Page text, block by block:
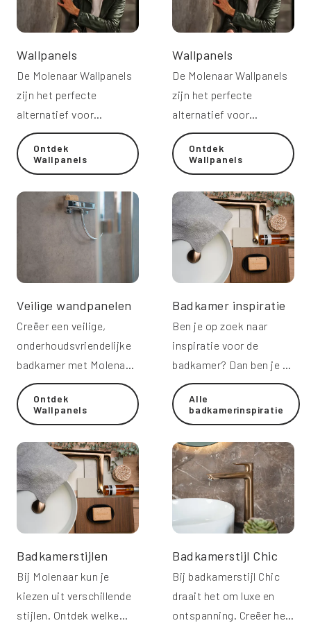
Wallpanels
De Molenaar Wallpanels
zijn het perfecte
alternatief voor
wandtegels in de
badkamer.
Ontdek
Wallpanels
Wallpanels
De Molenaar Wallpanels
zijn het perfecte
alternatief voor
wandtegels in de
badkamer.
Ontdek
Wallpanels
Veilige wandpanelen
Creëer een veilige,
onderhoudsvriendelijke
badkamer met Molenaar
Wandpanels.
Ontdek
Wallpanels
Badkamer inspiratie
Ben je op zoek naar
inspiratie voor de
badkamer? Dan ben je bij
ons aan het juiste adres.
Alle
badkamerinspiratie
Badkamerstijlen
Bij Molenaar kun je
kiezen uit verschillende
stijlen. Ontdek welke
Badkamerstijl Chic
Bij badkamerstijl Chic
draait het om luxe en
ontspanning. Creëer het